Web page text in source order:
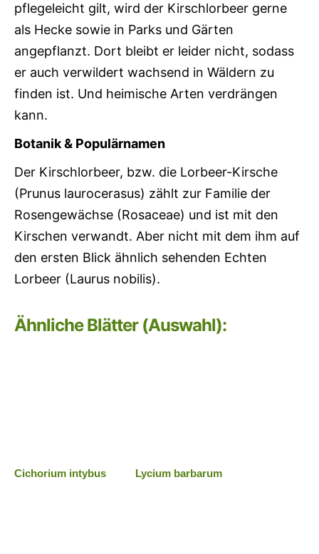
pflegeleicht gilt, wird der Kirschlorbeer gerne
als Hecke sowie in Parks und Gärten
angepflanzt. Dort bleibt er leider nicht, sodass
er auch verwildert wachsend in Wäldern zu
finden ist. Und heimische Arten verdrängen
kann.
Botanik & Populärnamen
Der Kirschlorbeer, bzw. die Lorbeer-Kirsche
(Prunus laurocerasus) zählt zur Familie der
Rosengewächse (Rosaceae) und ist mit den
Kirschen verwandt. Aber nicht mit dem ihm auf
den ersten Blick ähnlich sehenden Echten
Lorbeer (Laurus nobilis).
Ähnliche Blätter (Auswahl):
Cichorium intybus Lycium barbarum